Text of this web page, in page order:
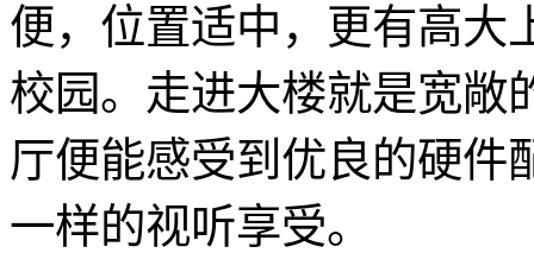
便，位置适中，更有高大
校园。走进大楼就是宽敞
厅便能感受到优良的硬件
一样的视听享受。